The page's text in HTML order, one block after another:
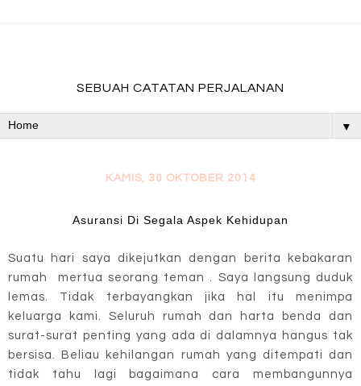
SEBUAH CATATAN PERJALANAN
▼
KAMIS, 30 OKTOBER 2014
Asuransi Di Segala Aspek Kehidupan
Suatu hari saya dikejutkan dengan berita kebakaran
rumah mertua seorang teman . Saya langsung duduk
lemas. Tidak terbayangkan jika hal itu menimpa
keluarga kami. Seluruh rumah dan harta benda dan
surat-surat penting yang ada di dalamnya hangus tak
bersisa. Beliau kehilangan rumah yang ditempati dan
tidak tahu lagi bagaimana cara membangunnya